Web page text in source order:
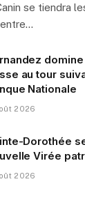
se tiendra
au tour
Nationale
2026
Dorothée
Virée
2026